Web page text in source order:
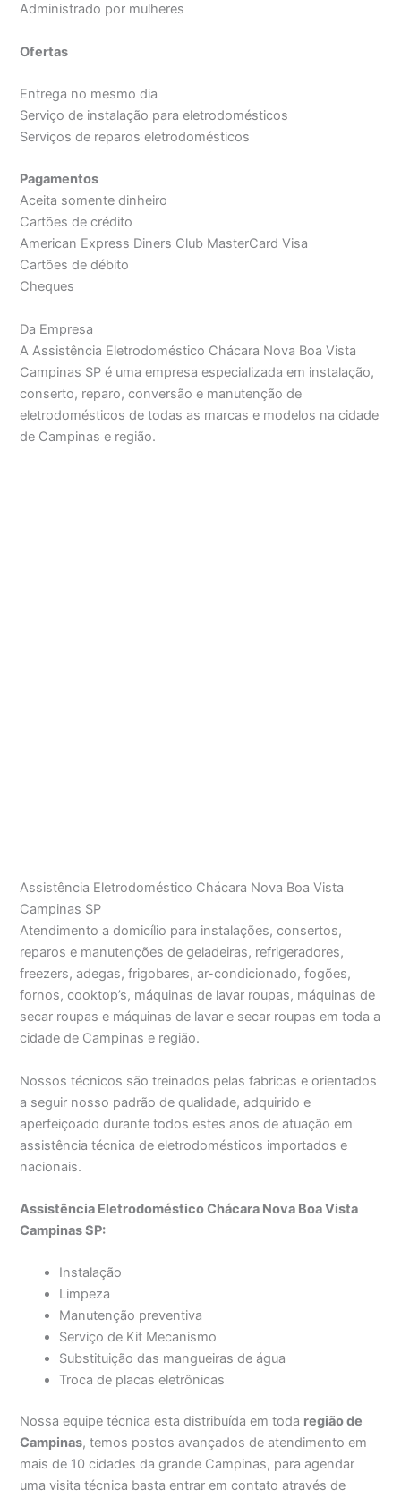
Administrado por mulheres
Ofertas
Entrega no mesmo dia
Serviço de instalação para eletrodomésticos
Serviços de reparos eletrodomésticos
Pagamentos
Aceita somente dinheiro
Cartões de crédito
American Express Diners Club MasterCard Visa
Cartões de débito
Cheques
Da Empresa
A Assistência Eletrodoméstico Chácara Nova Boa Vista
Campinas SP é uma empresa especializada em instalação,
conserto, reparo, conversão e manutenção de
eletrodomésticos de todas as marcas e modelos na cidade
de Campinas e região.
Assistência Eletrodoméstico Chácara Nova Boa Vista
Campinas SP
Atendimento a domicílio para instalações, consertos,
reparos e manutenções de geladeiras, refrigeradores,
freezers, adegas, frigobares, ar-condicionado, fogões,
fornos, cooktop’s, máquinas de lavar roupas, máquinas de
secar roupas e máquinas de lavar e secar roupas em toda a
cidade de Campinas e região.
Nossos técnicos são treinados pelas fabricas e orientados
a seguir nosso padrão de qualidade, adquirido e
aperfeiçoado durante todos estes anos de atuação em
assistência técnica de eletrodomésticos importados e
nacionais.
Assistência Eletrodoméstico Chácara Nova Boa Vista
Campinas SP:
Instalação
Limpeza
Manutenção preventiva
Serviço de Kit Mecanismo
Substituição das mangueiras de água
Troca de placas eletrônicas
Nossa equipe técnica esta distribuída em toda região de
Campinas, temos postos avançados de atendimento em
mais de 10 cidades da grande Campinas, para agendar
uma visita técnica basta entrar em contato através de